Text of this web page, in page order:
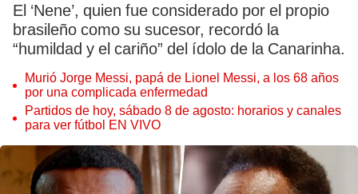
El ‘Nene’, quien fue considerado por el propio
brasileño como su sucesor, recordó la
“humildad y el cariño” del ídolo de la Canarinha.
Murió Jorge Messi, papá de Lionel Messi, a los 68 años
por una complicada enfermedad
Partidos de hoy, sábado 8 de agosto: horarios y canales
para ver fútbol EN VIVO